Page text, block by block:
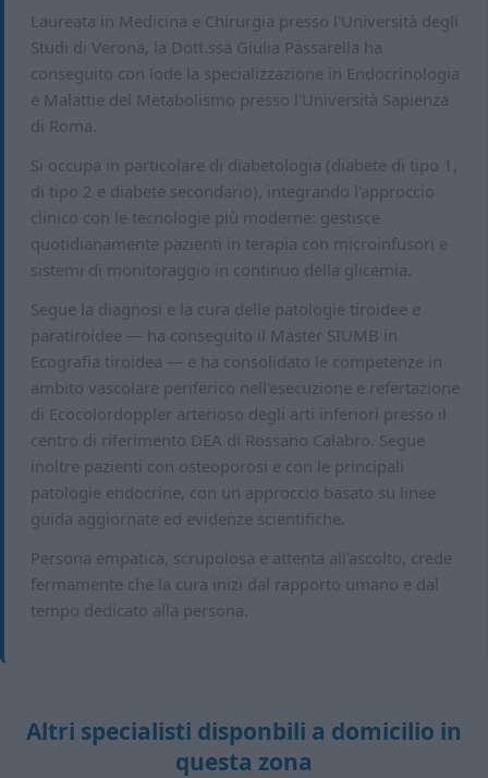
Laureata in Medicina e Chirurgia presso l'Università degli
Studi di Verona, la Dott.ssa Giulia Passarella ha
conseguito con lode la specializzazione in Endocrinologia
e Malattie del Metabolismo presso l'Università Sapienza
di Roma.
Si occupa in particolare di diabetologia (diabete di tipo 1,
di tipo 2 e diabete secondario), integrando l'approccio
clinico con le tecnologie più moderne: gestisce
quotidianamente pazienti in terapia con microinfusori e
sistemi di monitoraggio in continuo della glicemia.
Segue la diagnosi e la cura delle patologie tiroidee e
paratiroidee — ha conseguito il Master SIUMB in
Ecografia tiroidea — e ha consolidato le competenze in
ambito vascolare periferico nell'esecuzione e refertazione
di Ecocolordoppler arterioso degli arti inferiori presso il
centro di riferimento DEA di Rossano Calabro. Segue
inoltre pazienti con osteoporosi e con le principali
patologie endocrine, con un approccio basato su linee
guida aggiornate ed evidenze scientifiche.
Persona empatica, scrupolosa e attenta all'ascolto, crede
fermamente che la cura inizi dal rapporto umano e dal
tempo dedicato alla persona.
Altri specialisti disponbili a domicilio in
questa zona